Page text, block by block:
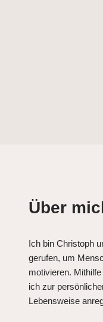
Über
Ich bin Christoph
gerufen, um
motivieren.
ich zur
Lebensweise